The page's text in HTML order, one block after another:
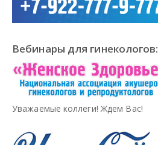
Вебинары для гинекологов:
Уважаемые коллеги! Ждем Вас!